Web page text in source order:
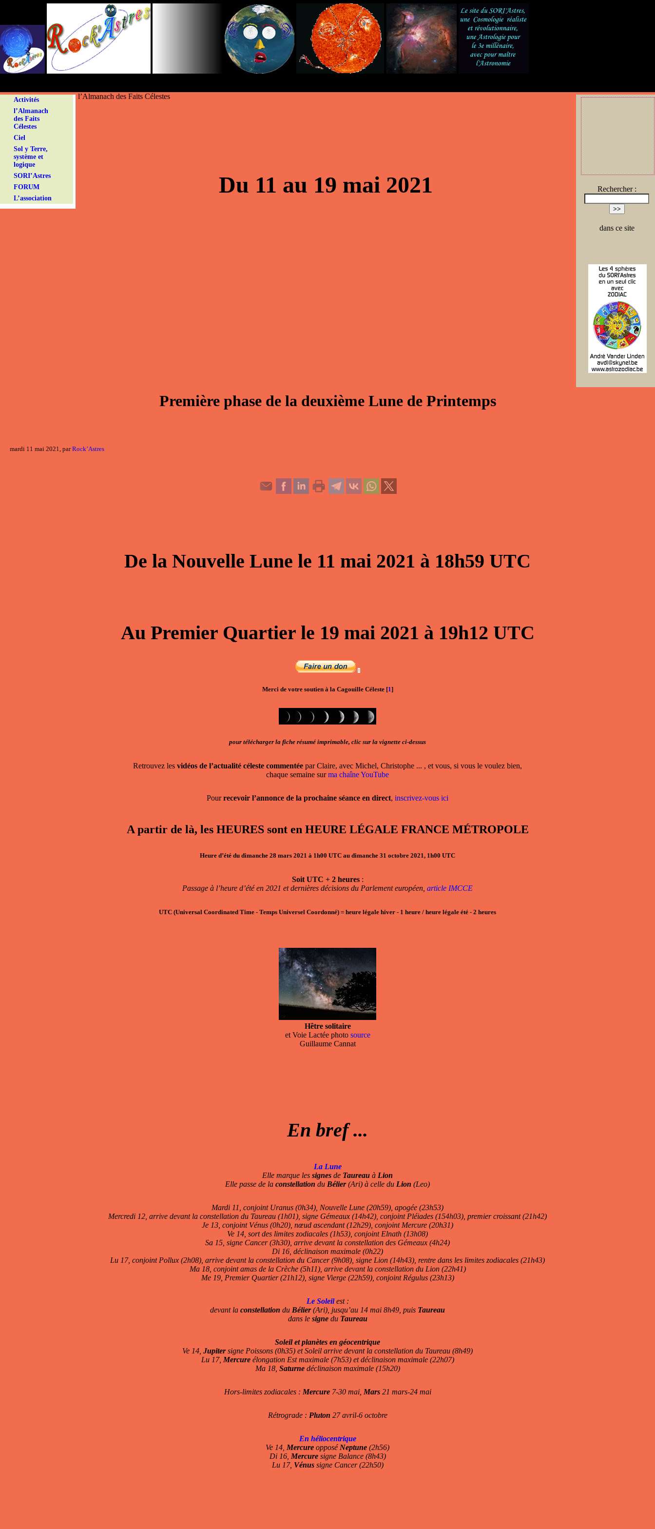
Activités
l’Almanach
des Faits
Célestes
Ciel
Sol y Terre,
système et
logique
SORI’Astres
FORUM
L’association
Rechercher :
dans ce site
l’Almanach des Faits Célestes
Du 11 au 19 mai 2021
Première phase de la deuxième Lune de Printemps
mardi 11 mai 2021, parRock’Astres
De la Nouvelle Lune le 11 mai 2021 à 18h59 UTC
Au Premier Quartierle 19 mai 2021 à 19h12 UTC
Merci de votre soutien à la Cagouille Céleste[1]
pour télécharger la fiche résumé imprimable, clic sur la vignette ci-dessus
Retrouvez les vidéos de l’actualité céleste commentée par Claire, avec Michel, Christophe ... , et vous, si vous le voulez bien,
chaque semaine surma chaîne YouTube
Pourrecevoir l’annonce de la prochaine séance en direct, inscrivez-vous ici
A partir de là, les HEURES sont en HEURE LÉGALE FRANCE MÉTROPOLE
Heure d’été du dimanche 28 mars 2021 à 1h00 UTC au dimanche 31 octobre 2021, 1h00 UTC
Soit UTC + 2 heures:
Passage à l’heure d’été en 2021 et dernières décisions du Parlement européen, article IMCCE
UTC (Universal Coordinated Time - Temps Universel Coordonné) = heure légale hiver - 1 heure / heure légale été - 2 heures
Hêtre solitaire
et Voie Lactée photo source
Guillaume Cannat
En bref ...
La Lune
Elle marque les signes de Taureau à Lion
Elle passe de la constellation du Bélier(Ari) à celle du Lion (Leo)
Mardi 11, conjoint Uranus (0h34), Nouvelle Lune (20h59), apogée (23h53)
Mercredi 12, arrive devant la constellation du Taureau (1h01), signe Gémeaux (14h42), conjoint Pléiades (154h03), premier croissant (21h42)
Je 13, conjoint Vénus (0h20), nœud ascendant (12h29), conjoint Mercure (20h31)
Ve 14, sort des limites zodiacales (1h53), conjoint Elnath (13h08)
Sa 15, signe Cancer (3h30), arrive devant la constellation des Gémeaux (4h24)
Di 16, déclinaison maximale (0h22)
Lu 17, conjoint Pollux (2h08), arrive devant la constellation du Cancer (9h08), signe Lion (14h43), rentre dans les limites zodiacales (21h43)
Ma 18, conjoint amas de la Crèche (5h11), arrive devant la constellation du Lion (22h41)
Me 19, Premier Quartier (21h12), signe Vierge (22h59), conjoint Régulus (23h13)
Le Soleilest :
devant la constellation du Bélier(Ari), jusqu’au 14 mai 8h49, puis Taureau
dans le signedu Taureau
Soleil et planètes en géocentrique
Ve 14, Jupitersigne Poissons (0h35) et Soleil arrive devant la constellation du Taureau (8h49)
Lu 17, Mercureélongation Est maximale (7h53) et déclinaison maximale (22h07)
Ma 18, Saturnedéclinaison maximale (15h20)
Hors-limites zodiacales : Mercure7-30 mai, Mars21 mars-24 mai
Rétrograde : Pluton 27 avril-6 octobre
En héliocentrique
Ve 14, Mercure opposé Neptune (2h56)
Di 16, Mercuresigne Balance (8h43)
Lu 17, Vénussigne Cancer (22h50)
Panneau de gestion des cookies